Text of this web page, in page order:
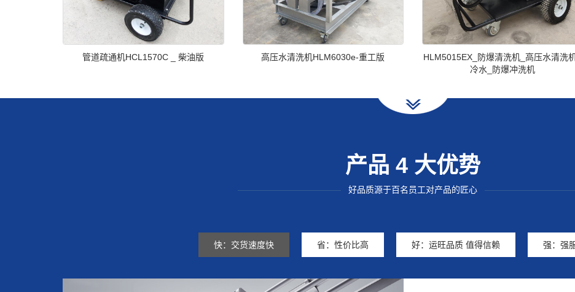
管道疏通机HCL1570C _ 柴油版 高压水清洗机HLM6030e-重工版
HLM5015EX_防爆清洗机_高压水清洗机
冷水_防爆冲洗机
产品 4 大优势
———————————— 好品质源于百名员工对产品的匠心
快：交货速度快 省：性价比高 好：运旺品质 值得信赖 强：强